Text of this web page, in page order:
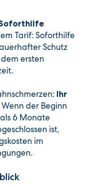
Tarif: Soforthilfe
Schutz
ersten
Ihr
Wenn der Beginn
6 Monate
ist,
im